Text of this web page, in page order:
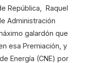
República, Raquel
Administración
galardón que
esa Premiación, y
Energía (CNE) por